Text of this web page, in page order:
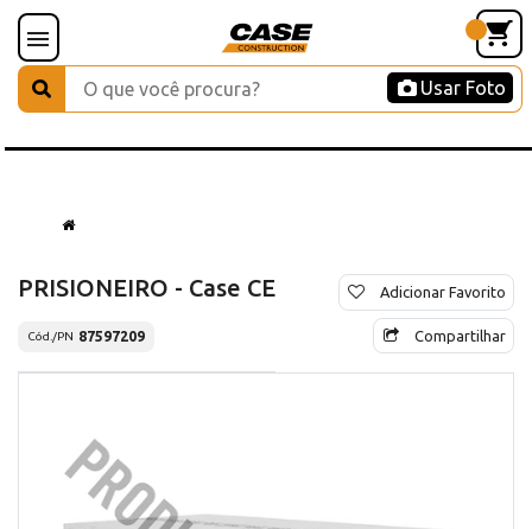
Usar Foto
PRISIONEIRO - Case CE
Cód./PN 87597209
Adicionar Favorito
Compartilhar